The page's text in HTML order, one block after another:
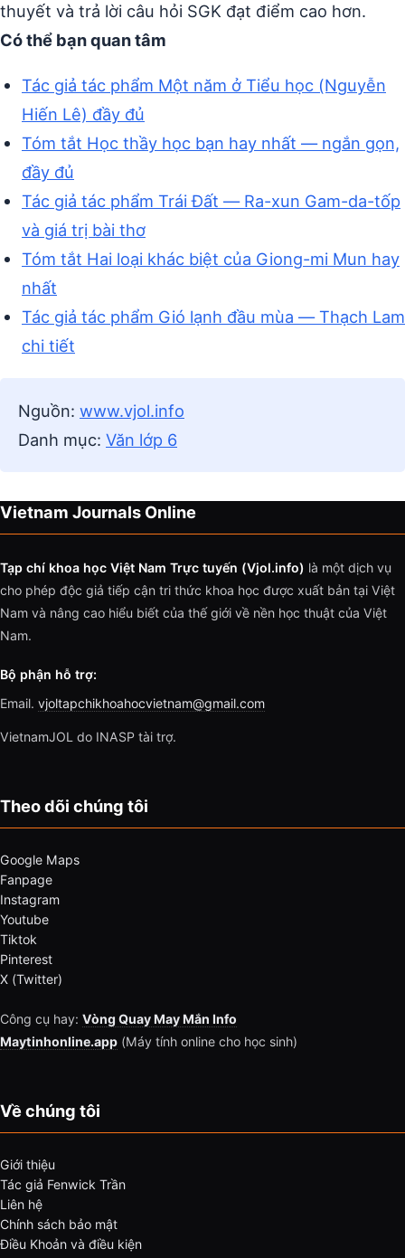
thuyết và trả lời câu hỏi SGK đạt điểm cao hơn.
Có thể bạn quan tâm
Tác giả tác phẩm Một năm ở Tiểu học (Nguyễn
Hiến Lê) đầy đủ
Tóm tắt Học thầy học bạn hay nhất — ngắn gọn,
đầy đủ
Tác giả tác phẩm Trái Đất — Ra-xun Gam-da-tốp
và giá trị bài thơ
Tóm tắt Hai loại khác biệt của Giong-mi Mun hay
nhất
Tác giả tác phẩm Gió lạnh đầu mùa — Thạch Lam
chi tiết
Nguồn: www.vjol.info
Danh mục: Văn lớp 6
Vietnam Journals Online
Tạp chí khoa học Việt Nam Trực tuyến (Vjol.info) là một dịch vụ
cho phép độc giả tiếp cận tri thức khoa học được xuất bản tại Việt
Nam và nâng cao hiểu biết của thế giới về nền học thuật của Việt
Nam.
Bộ phận hỗ trợ:
Email. vjoltapchikhoahocvietnam@gmail.com
VietnamJOL do INASP tài trợ.
Theo dõi chúng tôi
Google Maps
Fanpage
Instagram
Youtube
Tiktok
Pinterest
X (Twitter)
Công cụ hay: Vòng Quay May Mắn Info
Maytinhonline.app (Máy tính online cho học sinh)
Về chúng tôi
Giới thiệu
Tác giả Fenwick Trần
Liên hệ
Chính sách bảo mật
Điều Khoản và điều kiện